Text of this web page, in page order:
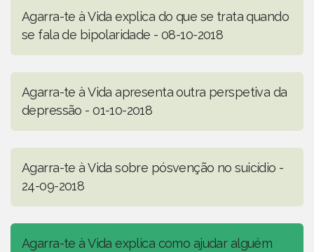
Agarra-te à Vida explica do que se trata quando
se fala de bipolaridade - 08-10-2018
Agarra-te à Vida apresenta outra perspetiva da
depressão - 01-10-2018
Agarra-te à Vida sobre pósvenção no suicídio -
24-09-2018
Agarra-te à Vida explica como ajudar alguém